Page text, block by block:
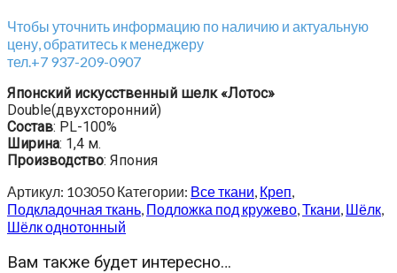
Чтобы уточнить информацию по наличию и актуальную
цену, обратитесь к менеджеру
тел.+7 937-209-0907
Японский искусственный шелк «Лотос»
Double(двухсторонний)
Состав: PL-100%
Ширина: 1,4 м.
Производство: Япония
Артикул: 103050 Категории: Все ткани, Креп,
Подкладочная ткань, Подложка под кружево,Ткани, Шёлк,
Шёлк однотонный
Вам также будет интересно…